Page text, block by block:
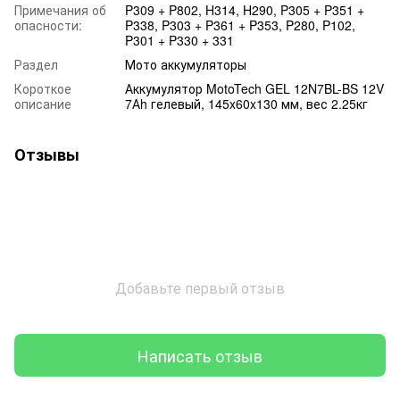
Примечания об
опасности:
P309 + P802, H314, H290, P305 + P351 +
P338, P303 + P361 + P353, P280, P102,
P301 + P330 + 331
Раздел
Мото аккумуляторы
Короткое
описание
Аккумулятор MotoTech GEL 12N7BL-BS 12V
7Аh гелевый, 145x60x130 мм, вес 2.25кг
Отзывы
Добавьте первый отзыв
Написать отзыв